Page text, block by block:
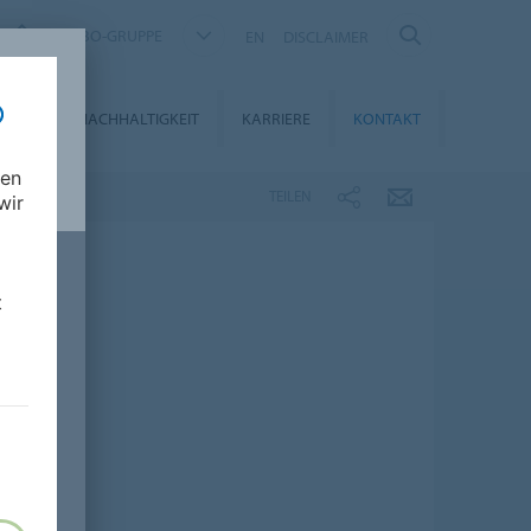
FORBO-GRUPPE
NACHHALTIGKEIT KARRIERE KONTAKT